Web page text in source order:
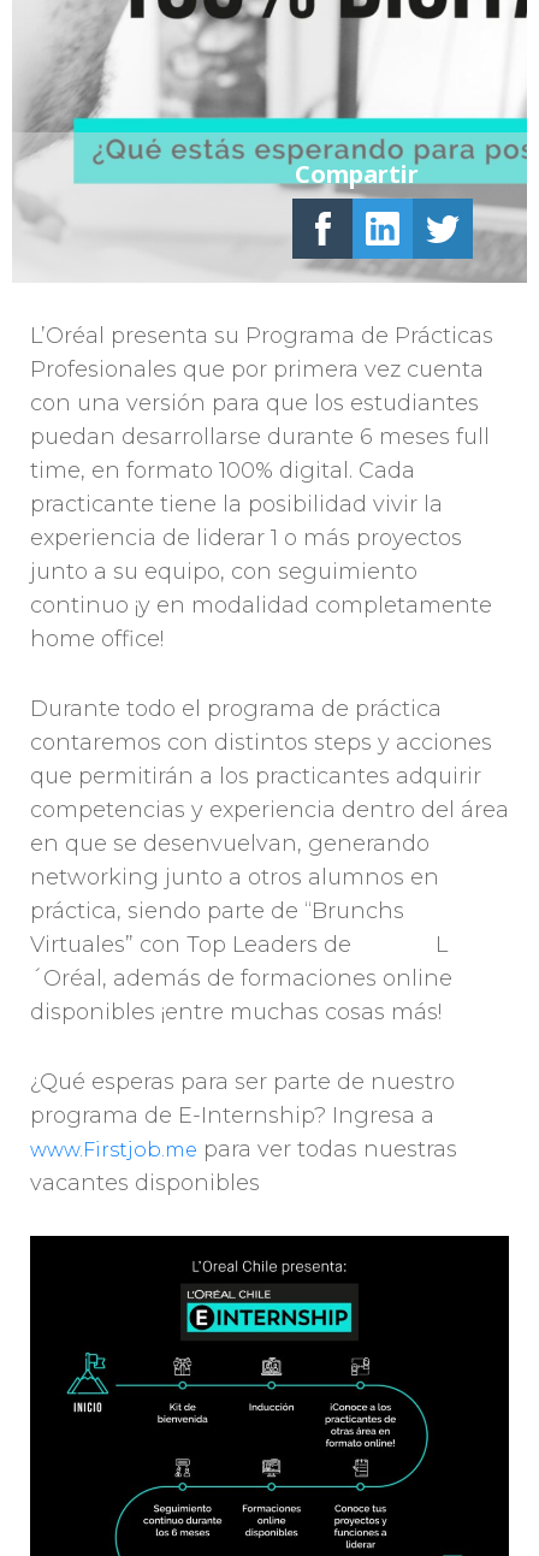
L’Oréal presenta su Programa de Prácticas
Profesionales que por primera vez cuenta
con una versión para que los estudiantes
puedan desarrollarse durante 6 meses full
time, en formato 100% digital. Cada
practicante tiene la posibilidad vivir la
experiencia de liderar 1 o más proyectos
junto a su equipo, con seguimiento
continuo ¡y en modalidad completamente
home office!
Durante todo el programa de práctica
contaremos con distintos steps y acciones
que permitirán a los practicantes adquirir
competencias y experiencia dentro del área
en que se desenvuelvan, generando
networking junto a otros alumnos en
práctica, siendo parte de “Brunchs
Virtuales” con Top Leaders de L
´Oréal, además de formaciones online
disponibles ¡entre muchas cosas más!
¿Qué esperas para ser parte de nuestro
programa de E-Internship? Ingresa a
www.Firstjob.me para ver todas nuestras
vacantes disponibles
Compartir